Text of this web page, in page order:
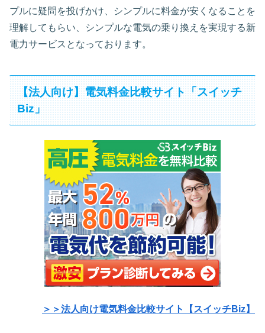
プルに疑問を投げかけ、シンプルに料金が安くなることを
理解してもらい、シンプルな電気の乗り換えを実現する新
電力サービスとなっております。
【法人向け】電気料金比較サイト「スイッチ
Biz」
＞＞法人向け電気料金比較サイト【スイッチBiz】